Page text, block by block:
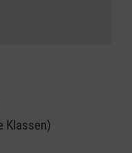
Klassen)